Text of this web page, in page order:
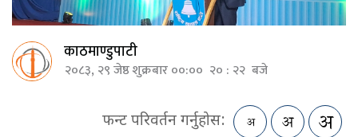
काठमाण्डुपाटी
२०८३, २९ जेष्ठ शुक्रबार ००:०० २० : २२ बजे
फन्ट परिवर्तन गर्नुहोस: